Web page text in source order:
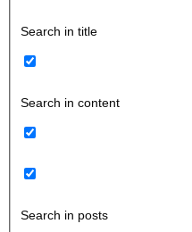
Search in title
Search in content
Search in posts